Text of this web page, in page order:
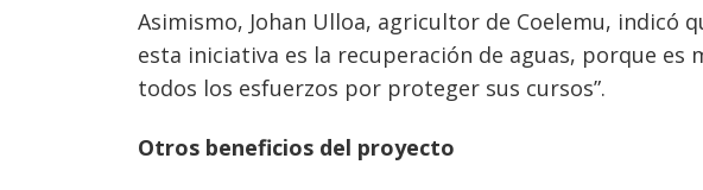
Asimismo, Johan Ulloa, agricultor de Coelemu, indicó
esta iniciativa es la recuperación de aguas, porque es
todos los esfuerzos por proteger sus cursos”.
Otros beneficios del proyecto